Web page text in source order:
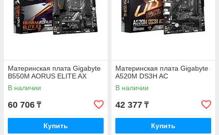
Материнская плата Gigabyte
B550M AORUS ELITE AX
В наличии
60 706 ₸
Купить
Материнская плата Gigabyte
A520M DS3H AC
В наличии
42 377 ₸
Купить